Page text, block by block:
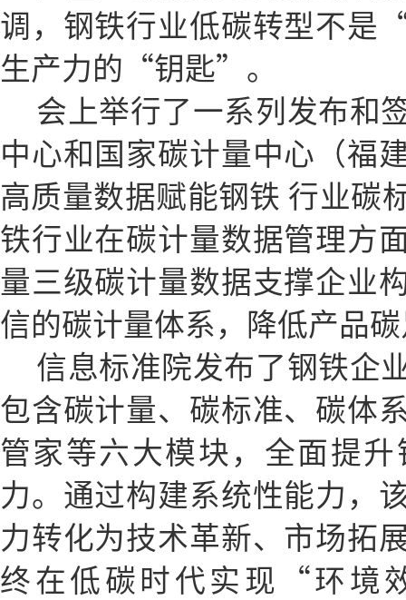
调，钢铁行业低碳转型不
生产力的“钥匙”。
会上举行了一系列发布和
中心和国家碳计量中心（福
高质量数据赋能钢铁 行业碳
铁行业在碳计量数据管理方
量三级碳计量数据支撑企业
信的碳计量体系，降低产品
信息标准院发布了钢铁
包含碳计量、碳标准、碳体
管家等六大模块，全面提
力。通过构建系统性能力，
力转化为技术革新、市场拓
终在低碳时代实现“环境